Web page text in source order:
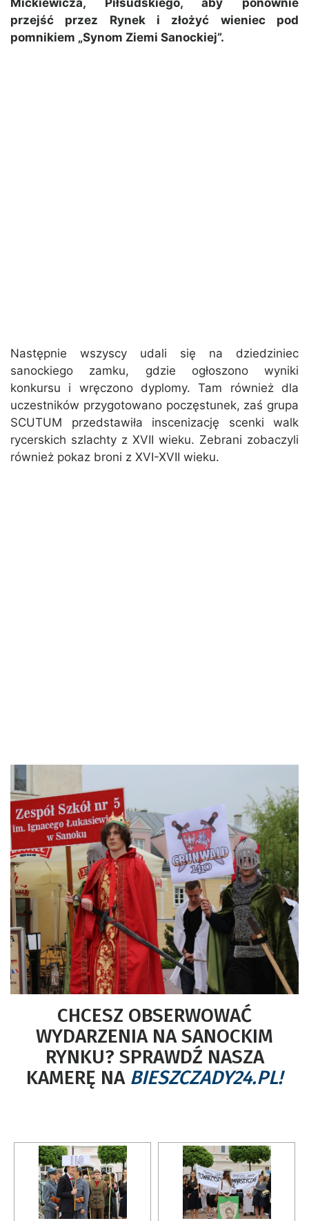
Mickiewicza, Piłsudskiego, aby ponownie
przejść przez Rynek i złożyć wieniec pod
pomnikiem „Synom Ziemi Sanockiej”.
Następnie wszyscy udali się na dziedziniec
sanockiego zamku, gdzie ogłoszono wyniki
konkursu i wręczono dyplomy. Tam również dla
uczestników przygotowano poczęstunek, zaś grupa
SCUTUM przedstawiła inscenizację scenki walk
rycerskich szlachty z XVII wieku. Zebrani zobaczyli
również pokaz broni z XVI-XVII wieku.
CHCESZ OBSERWOWAĆ
WYDARZENIA NA SANOCKIM
RYNKU? SPRAWDŹ NASZA
KAMERĘ NABIESZCZADY24.PL!